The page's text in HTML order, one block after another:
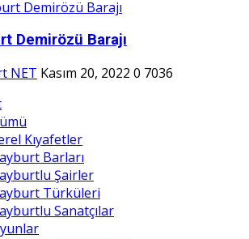
Demirözü Barajı
NET Kasım 20, 2022 0 7036
Kıyafetler
Barları
Şairler
Türküleri
Sanatçılar